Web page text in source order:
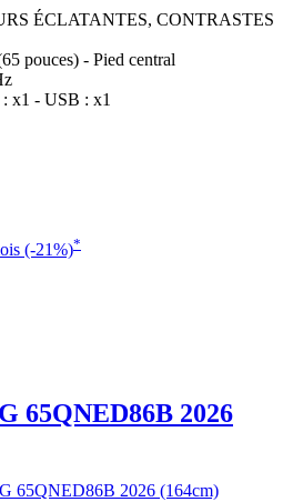
ÉCLATANTES, CONTRASTES
pouces) - Pied central
x1 - USB : x1
(-21%)*
65QNED86B 2026